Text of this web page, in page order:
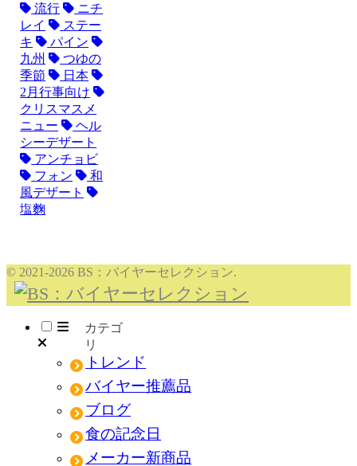
流行
ニチ
レイ
ステー
キ
パイン
九州
つゆの
季節
日本
2月行事向け
クリスマスメ
ニュー
ヘル
シーデザート
アンチョビ
フォン
和
風デザート
塩麴
© 2021-2026 BS：バイヤーセレクション.
メニュー
トレンド
バイヤー推薦品
ブログ
食の記念日
メーカー新商品